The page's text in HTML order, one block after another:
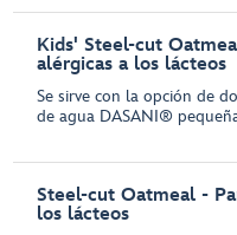
Kids' Steel-cut
alérgicas a los lácteos
Se sirve con la opción de
de agua DASANI®
Steel-cut Oatmeal -
los lácteos